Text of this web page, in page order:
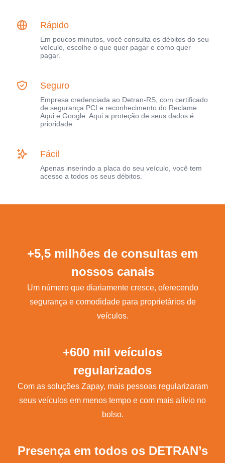
Rápido
Em poucos minutos, você consulta os débitos do seu
veículo, escolhe o que quer pagar e como quer
pagar.
Seguro
Empresa credenciada ao Detran-RS, com certificado
de segurança PCI e reconhecimento do Reclame
Aqui e Google. Aqui a proteção de seus dados é
prioridade.
Fácil
Apenas inserindo a placa do seu veículo, você tem
acesso a todos os seus débitos.
+5,5 milhões de consultas em
nossos canais
Um número que diariamente cresce, oferecendo
segurança e comodidade para proprietários de
veículos.
+600 mil veículos
regularizados
Com as soluções Zapay, mais pessoas regularizaram
seus veículos em menos tempo e com mais alívio no
bolso.
Presença em todos os DETRAN’s